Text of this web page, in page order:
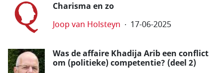
Charisma en zo
Joop van Holsteyn 17-06-2025
Was de affaire Khadija Arib een conflict
om (politieke) competentie? (deel 2)